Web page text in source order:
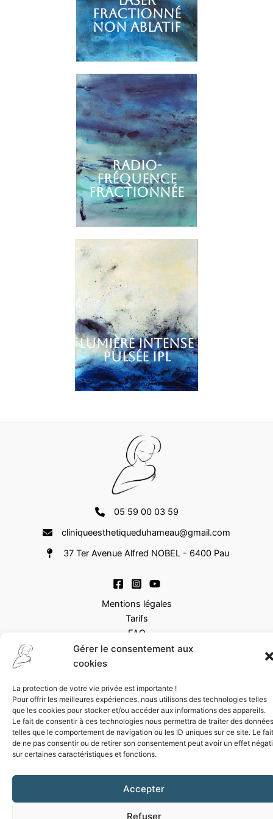
Gérer le consentement aux
cookies
La protection de votre vie privée est importante !
Pour offrir les meilleures expériences, nous utilisons des technologies telles
que les cookies pour stocker et/ou accéder aux informations des appareils.
Le fait de consentir à ces technologies nous permettra de traiter des données
telles que le comportement de navigation ou les ID uniques sur ce site. Le fait
de ne pas consentir ou de retirer son consentement peut avoir un effet
sur certaines caractéristiques et fonctions.
Accepter
Refuser
fractionné
non ablatif
Radio-
fréquence
fractionnée
Lumière intense
pulsée IPL
05 59 00 03 59
cliniqueesthetiqueduhameau@gmail.com
37 Ter Avenue Alfred NOBEL - 6400 Pau
Mentions légales
Tarifs
FAQ
Copyright © 2026 Clinique Dermo Esthétique du Hameau | Tous
réalisationShow Off